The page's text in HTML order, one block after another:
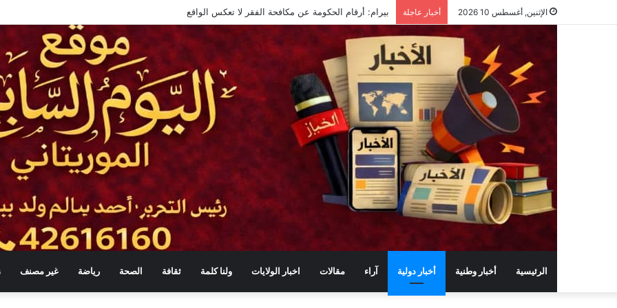
الإثنين, أغسطس 10 2026 أخبار عاجلة بيرام: أرقام الحكومة عن مكافحة الفقر لا تعكس الواقع
الرئيسية أخبار وطنية أخبار دولية آراء مقالات اخبار الولايات ولنا كلمة ثقافة الصحة رياضة غير مصنف